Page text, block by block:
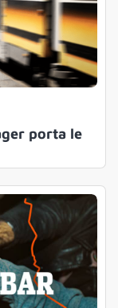
porta le